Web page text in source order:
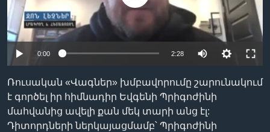
0:00 2:28
Ռուսական «Վագներ» խմբավորումը շարունակում
է գործել իր հիմնադիր Եվգենի Պրիգոժինի
մահվանից ավելի քան մեկ տարի անց էլ:
Դիտորդների ներկայացմամբ՝ Պրիգոժինի